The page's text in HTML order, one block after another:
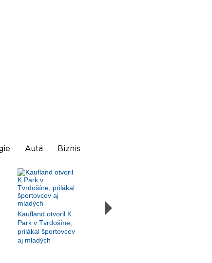
Autá Biznis
Kaufland otvoril K
Park v Tvrdošíne,
prilákal športovcov
aj mladých